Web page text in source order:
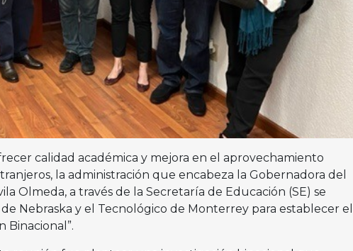
calidad académica y mejora en el aprovechamiento
la administración que encabeza la Gobernadora del
Olmeda, a través de la Secretaría de Educación (SE) se
Nebraska y el Tecnológico de Monterrey para establecer el
Binacional”.